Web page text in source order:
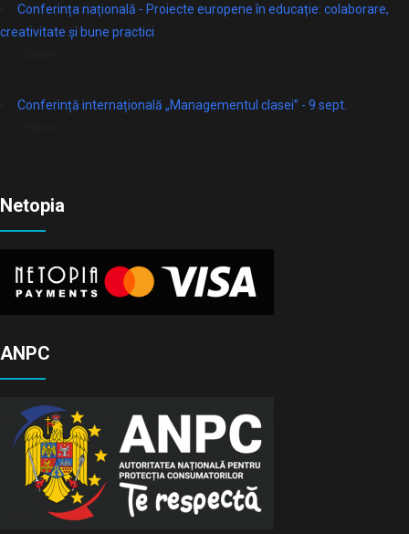
Conferința națională - Proiecte europene în educație: colaborare,
creativitate și bune practici
Conferință internațională „Managementul clasei” - 9 sept.
Netopia
ANPC